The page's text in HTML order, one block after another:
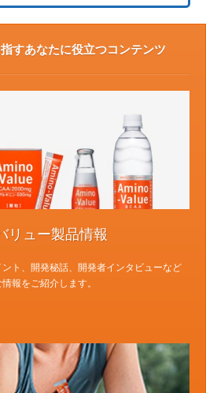
すあなたに役立つコンテンツ
リュー製品情報
ト、開発秘話、開発者インタビューなど
報をご紹介します。